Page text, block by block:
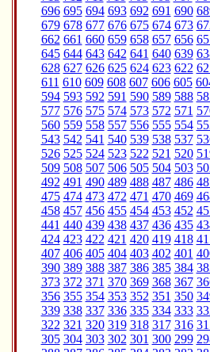
696 695 694 693 692 691 690
679 678 677 676 675 674 673
662 661 660 659 658 657 656
645 644 643 642 641 640 639
628 627 626 625 624 623 622
611 610 609 608 607 606 605
594 593 592 591 590 589 588
577 576 575 574 573 572 571
560 559 558 557 556 555 554
543 542 541 540 539 538 537
526 525 524 523 522 521 520
509 508 507 506 505 504 503
492 491 490 489 488 487 486
475 474 473 472 471 470 469
458 457 456 455 454 453 452
441 440 439 438 437 436 435
424 423 422 421 420 419 418
407 406 405 404 403 402 401
390 389 388 387 386 385 384
373 372 371 370 369 368 367
356 355 354 353 352 351 350
339 338 337 336 335 334 333
322 321 320 319 318 317 316
305 304 303 302 301 300 299